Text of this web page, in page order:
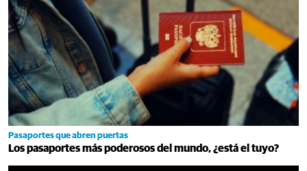
Pasaportes que abren puertas
Los pasaportes más poderosos del mundo, ¿está el tuyo?